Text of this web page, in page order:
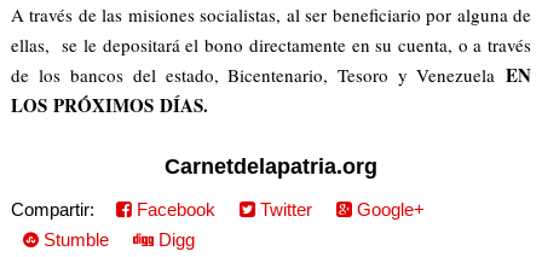
A través de las misiones socialistas, al ser beneficiario por alguna de
ellas, se le depositará el bono directamente en su cuenta, o a través
de los bancos del estado, Bicentenario, Tesoro y VenezuelaEN
LOS PRÓXIMOS DÍAS.
Carnetdelapatria.org
Compartir: Facebook Twitter
Google+
Stumble
Digg